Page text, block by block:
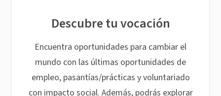
Descubre tu vocación
Encuentra oportunidades para cambiar el
mundo con las últimas oportunidades de
empleo, pasantías/prácticas y voluntariado
con impacto social. Además, podrás explorar